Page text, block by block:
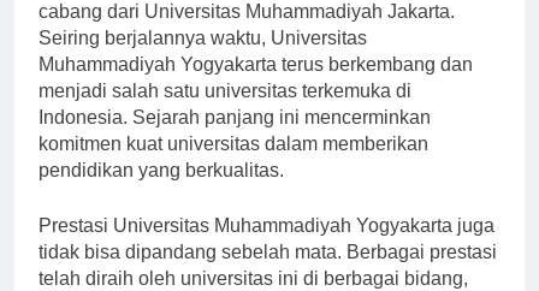
cabang dari Universitas Muhammadiyah Jakarta.
Seiring berjalannya waktu, Universitas
Muhammadiyah Yogyakarta terus berkembang dan
menjadi salah satu universitas terkemuka di
Indonesia. Sejarah panjang ini mencerminkan
komitmen kuat universitas dalam memberikan
pendidikan yang berkualitas.
Prestasi Universitas Muhammadiyah Yogyakarta juga
tidak bisa dipandang sebelah mata. Berbagai prestasi
telah diraih oleh universitas ini di berbagai bidang,